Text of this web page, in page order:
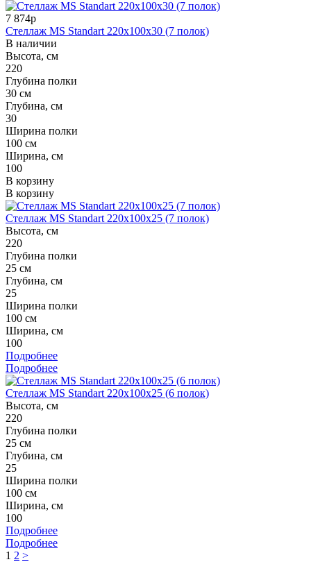
7 874р
Стеллаж MS Standart 220x100x30 (7 полок)
В наличии
Высота, см
220
Глубина полки
30 см
Глубина, см
30
Ширина полки
100 см
Ширина, см
100
В корзину
В корзину
Стеллаж MS Standart 220x100x25 (7 полок)
Высота, см
220
Глубина полки
25 см
Глубина, см
25
Ширина полки
100 см
Ширина, см
100
Подробнее
Подробнее
Стеллаж MS Standart 220x100x25 (6 полок)
Высота, см
220
Глубина полки
25 см
Глубина, см
25
Ширина полки
100 см
Ширина, см
100
Подробнее
Подробнее
1 2 >